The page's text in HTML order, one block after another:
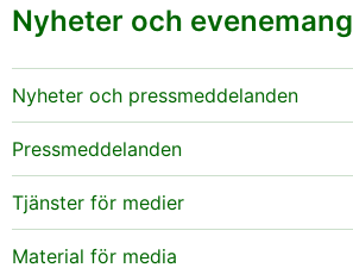
Nyheter och evenemang
Nyheter och pressmeddelanden
Pressmeddelanden
Tjänster för medier
Material för media